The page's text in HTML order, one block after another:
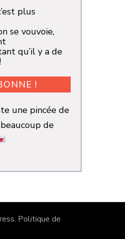
plus
se vouvoie,
une pincée de
de
. Politique de